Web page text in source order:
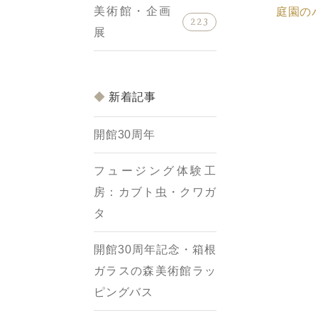
美術館・企画
展
223
新着記事
開館30周年
フュージング体験工
房：カブト虫・クワガ
タ
開館30周年記念・箱根
ガラスの森美術館ラッ
ピングバス
庭園の